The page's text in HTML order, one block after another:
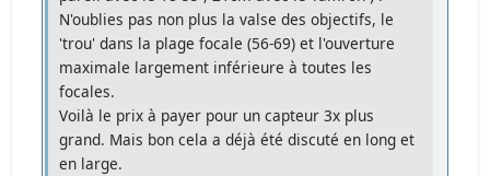
N'oublies pas non plus la valse des objectifs, le
'trou' dans la plage focale (56-69) et l'ouverture
maximale largement inférieure à toutes les
focales.
Voilà le prix à payer pour un capteur 3x plus
grand. Mais bon cela a déjà été discuté en long et
en large.